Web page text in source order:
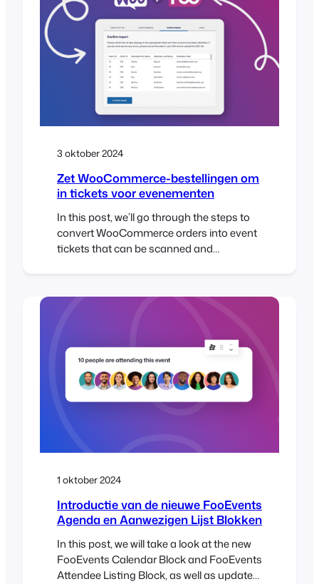
the look and feel of these ticket emails….
3 oktober 2024
Zet WooCommerce-bestellingen om
in tickets voor evenementen
In this post, we’ll go through the steps to
convert WooCommerce orders into event
tickets that can be scanned and
them as a CSV, and import them into
1 oktober 2024
Introductie van de nieuwe FooEvents
Agenda en Aanwezigen Lijst Blokken
In this post, we will take a look at the new
FooEvents Calendar Block and FooEvents
Attendee Listing Block, as well as updates